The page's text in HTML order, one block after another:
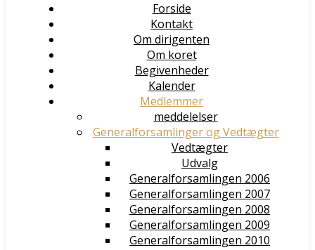
Forside
Kontakt
Om dirigenten
Om koret
Begivenheder
Kalender
Medlemmer
meddelelser
Generalforsamlinger og Vedtægter
Vedtægter
Udvalg
Generalforsamlingen 2006
Generalforsamlingen 2007
Generalforsamlingen 2008
Generalforsamlingen 2009
Generalforsamlingen 2010